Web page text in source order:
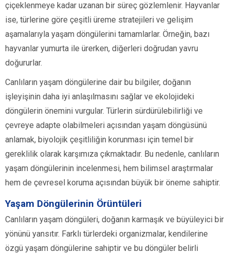
çiçeklenmeye kadar uzanan bir süreç gözlemlenir. Hayvanlar
ise, türlerine göre çeşitli üreme stratejileri ve gelişim
aşamalarıyla yaşam döngülerini tamamlarlar. Örneğin, bazı
hayvanlar yumurta ile ürerken, diğerleri doğrudan yavru
doğururlar.
Canlıların yaşam döngülerine dair bu bilgiler, doğanın
işleyişinin daha iyi anlaşılmasını sağlar ve ekolojideki
döngülerin önemini vurgular. Türlerin sürdürülebilirliği ve
çevreye adapte olabilmeleri açısından yaşam döngüsünü
anlamak, biyolojik çeşitliliğin korunması için temel bir
gereklilik olarak karşımıza çıkmaktadır. Bu nedenle, canlıların
yaşam döngülerinin incelenmesi, hem bilimsel araştırmalar
hem de çevresel koruma açısından büyük bir öneme sahiptir.
Yaşam Döngülerinin Örüntüleri
Canlıların yaşam döngüleri, doğanın karmaşık ve büyüleyici bir
yönünü yansıtır. Farklı türlerdeki organizmalar, kendilerine
özgü yaşam döngülerine sahiptir ve bu döngüler belirli